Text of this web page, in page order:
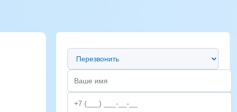
Предпочтительный способ связи